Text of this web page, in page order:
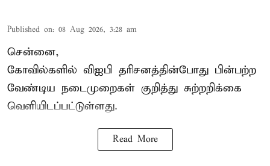
Published on: 08 Aug 2026, 3:28 am
சென்னை,
கோவில்களில் விஐபி தரிசனத்தின்போது பின்பற்ற
வேண்டிய நடைமுறைகள் குறித்து சுற்றறிக்கை
வெளியிடப்பட்டுள்ளது.
Read More